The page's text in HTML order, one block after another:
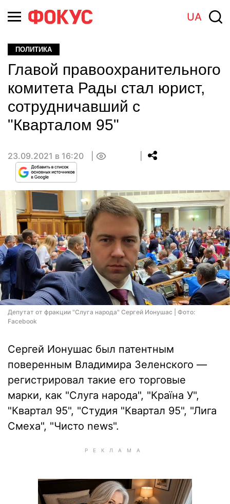
UA
ПОЛИТИКА
Главой правоохранительного
комитета Рады стал юрист,
сотрудничавший с
"Кварталом 95"
23.09.2021 в 16:20
Депутат от фракции "Слуга народа" Сергей Ионушас | Фото:
Facebook
Сергей Ионушас был патентным
поверенным Владимира Зеленского —
регистрировал такие его торговые
марки, как "Слуга народа", "Країна У",
"Квартал 95", "Студия "Квартал 95", "Лига
Смеха", "Чисто news".